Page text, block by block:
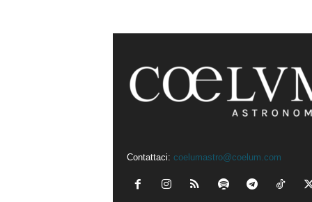
Contattaci: coelumastro@coelum.com